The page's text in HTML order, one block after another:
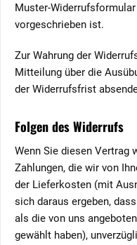
Muster-
vorgeschrieben ist.
Zur Wahrung der
Mitteilung über die
der Widerrufsfrist
Folgen des Widerrufs
Wenn Sie diesen Vertrag
Zahlungen, die wir von
der Lieferkosten (mit
sich daraus ergeben,
als die von uns
gewählt haben),